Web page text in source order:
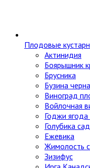
Плодовые
Актинидия
Боярышник
Брусника
Бузина
Виноград
Войлочная
Годжи ягода
Голубика
Ежевика
Жимолость
Зизифус